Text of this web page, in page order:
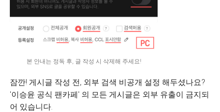
본 안내는 정독 후, 글 작성 시 삭제해 주세요!
잠깐! 게시글 작성 전, 외부 검색 비공개 설정 해두셨나요?
'이승윤 공식 팬카페' 의 모든 게시글은 외부 유출이 금지되
어 있습니다.